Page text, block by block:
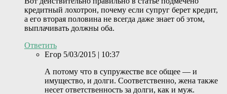
кредитный лохотрон, почему если супруг берет кредит,
а его вторая половина не всегда даже знает об этом,
выплачивать должны оба.
Ответить
Егор 5/03/2015 | 10:37
А потому что в супружестве все общее — и
имущество, и долги. Соответственно, жена также
несет ответственность за долги, как и муж.